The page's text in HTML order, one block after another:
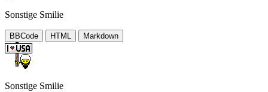
Sonstige Smilie
BBCode HTML Markdown
Sonstige Smilie